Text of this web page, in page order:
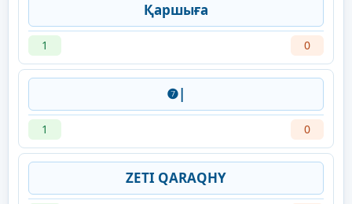
Қаршыға
1 0
❼|
1 0
ZETI QARAQHY